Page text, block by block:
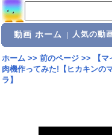
動画 ホーム 人気の動
ホーム>> 前のページ>>
【
肉機作ってみた!【ヒカキンの
ラ】